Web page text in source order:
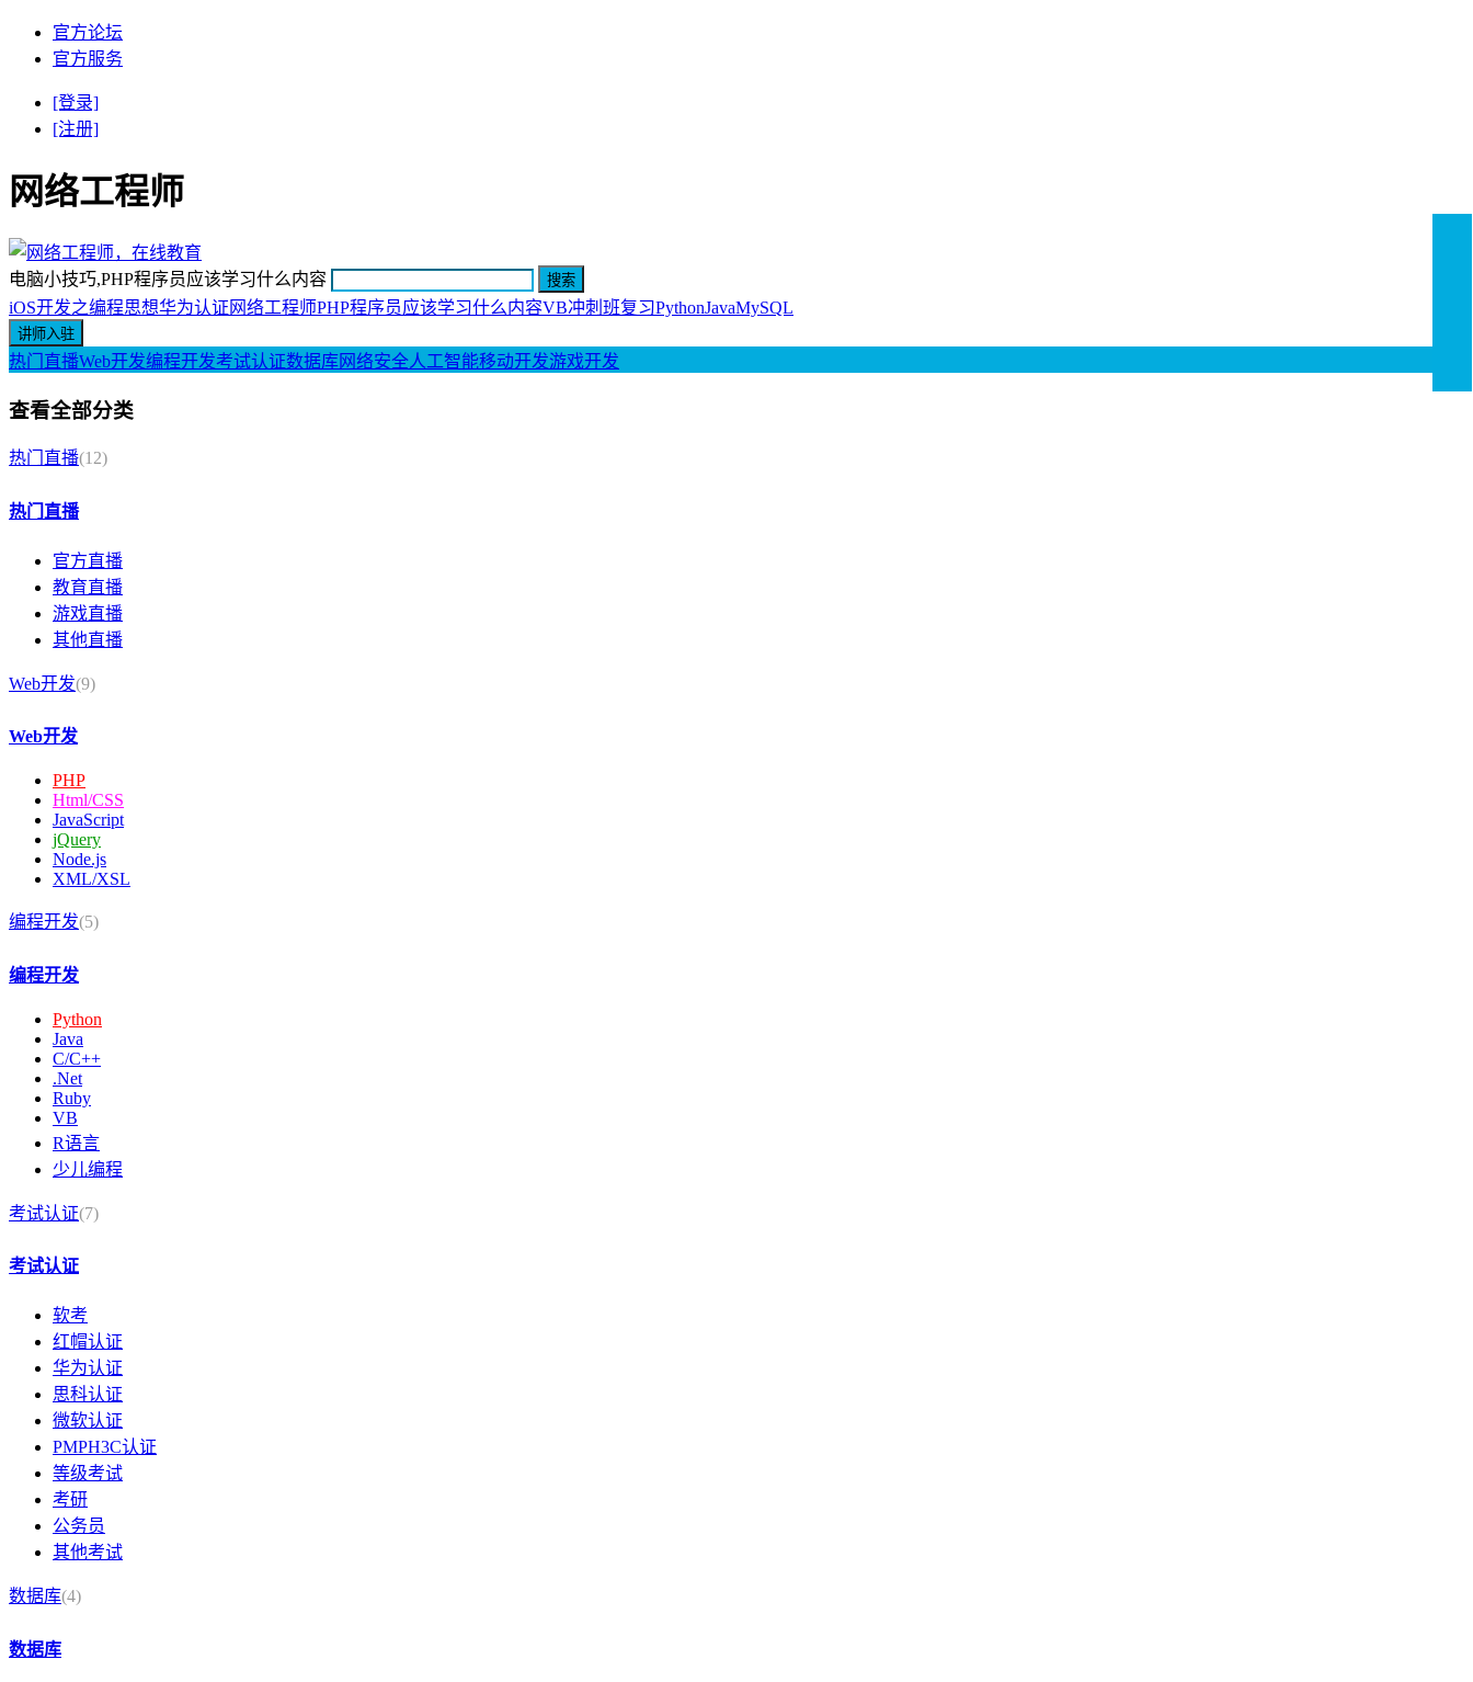
官方论坛
官方服务
[登录]
[注册]
网络工程师
电脑小技巧,PHP程序员应该学习什么内容
iOS开发之编程思想华为认证网络工程师PHP程序员应该学习什么内容VB冲刺班复习PythonJavaMySQL
热门直播Web开发编程开发考试认证数据库网络安全人工智能移动开发游戏开发
查看全部分类
热门直播(12)
热门直播
官方直播
教育直播
游戏直播
其他直播
Web开发(9)
Web开发
PHP
Html/CSS
JavaScript
jQuery
Node.js
XML/XSL
编程开发(5)
编程开发
Python
Java
C/C++
.Net
Ruby
VB
R语言
少儿编程
考试认证(7)
考试认证
软考
红帽认证
华为认证
思科认证
微软认证
PMPH3C认证
等级考试
考研
公务员
其他考试
数据库(4)
数据库